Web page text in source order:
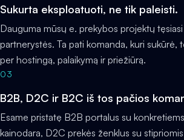
Sukurta eksploatuoti, ne tik paleisti.
Dauguma mūsų e. prekybos projektų tęsiasi
partnerystės. Ta pati komanda, kuri sukūrė,
per hostingą, palaikymą ir priežiūrą.
03
B2B, D2C ir B2C iš tos pačios
Esame pristatę B2B portalus su
kainodara, D2C prekės ženklus su